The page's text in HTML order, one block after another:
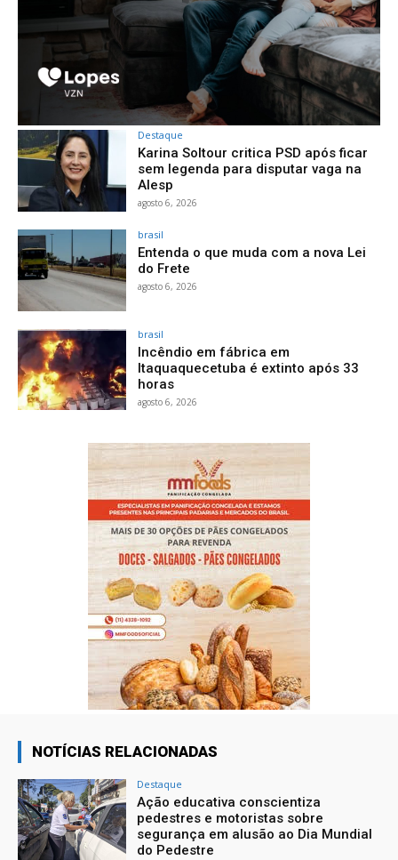
Destaque
Karina Soltour critica PSD após ficar
sem legenda para disputar vaga na
Alesp
agosto 6, 2026
brasil
Entenda o que muda com a nova Lei
do Frete
agosto 6, 2026
brasil
Incêndio em fábrica em
Itaquaquecetuba é extinto após 33
horas
agosto 6, 2026
NOTÍCIAS RELACIONADAS
Destaque
Ação educativa conscientiza
pedestres e motoristas sobre
segurança em alusão ao Dia Mundial
do Pedestre